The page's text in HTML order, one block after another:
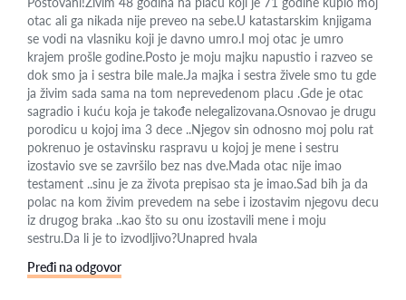
otac ali ga nikada nije preveo na sebe.U katastarskim knjigama
se vodi na vlasniku koji je davno umro.I moj otac je umro
krajem prošle godine.Posto je moju majku napustio i razveo se
dok smo ja i sestra bile male.Ja majka i sestra živele smo tu gde
ja živim sada sama na tom neprevedenom placu .Gde je otac
sagradio i kuću koja je takođe nelegalizovana.Osnovao je drugu
porodicu u kojoj ima 3 dece ..Njegov sin odnosno moj polu rat
pokrenuo je ostavinsku raspravu u kojoj je mene i sestru
izostavio sve se završilo bez nas dve.Mada otac nije imao
testament ..sinu je za života prepisao sta je imao.Sad bih ja da
polac na kom živim prevedem na sebe i izostavim njegovu decu
iz drugog braka ..kao što su onu izostavili mene i moju
sestru.Da li je to izvodljivo?Unapred hvala
Pređi na odgovor